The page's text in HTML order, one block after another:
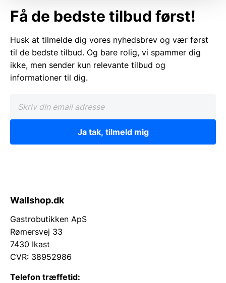
Få de bedste tilbud først!
Husk at tilmelde dig vores nyhedsbrev og vær først
til de bedste tilbud. Og bare rolig, vi spammer dig
ikke, men sender kun relevante tilbud og
informationer til dig.
Ja tak, tilmeld mig
Wallshop.dk
Gastrobutikken ApS
Rømersvej 33
7430 Ikast
CVR: 38952986
Telefon træffetid: